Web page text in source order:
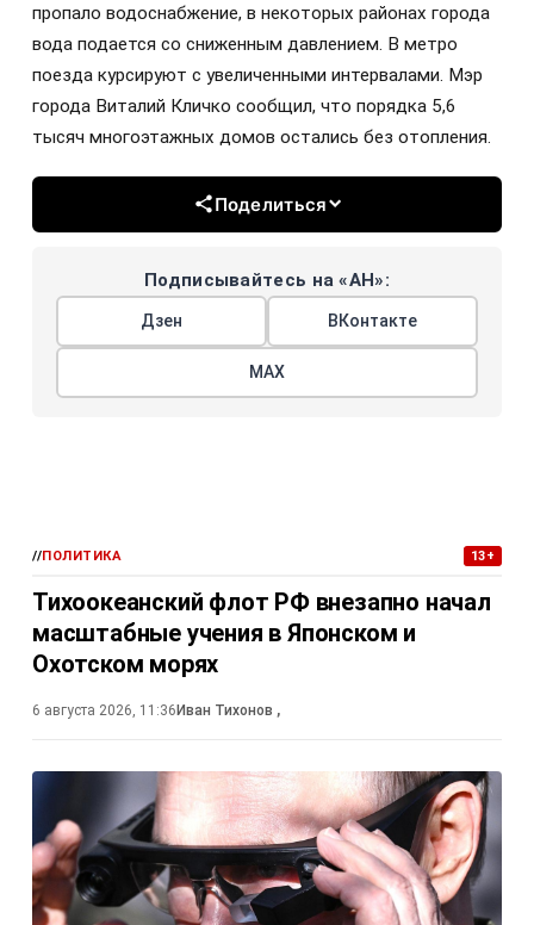
пропало водоснабжение, в некоторых районах города
вода подается со сниженным давлением. В метро
поезда курсируют с увеличенными интервалами. Мэр
города Виталий Кличко сообщил, что порядка 5,6
тысяч многоэтажных домов остались без отопления.
Поделиться
Подписывайтесь на «АН»:
Дзен ВКонтакте
МАХ
//ПОЛИТИКА 13+
Тихоокеанский флот РФ внезапно начал
масштабные учения в Японском и
Охотском морях
6 августа 2026, 11:36Иван Тихонов ,